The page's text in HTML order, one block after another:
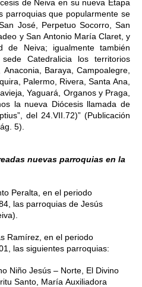
de Neiva en su nueva Etapa
parroquias que popularmente se
José, Perpetuo Socorro, San
y San Antonio María Claret, y
de Neiva; igualmente también
Catedralicia los territorios
Baraya, Campoalegre,
Palermo, Rivera, Santa Ana,
Yaguará, Organos y Praga,
la nueva Diócesis llamada de
del 24.VII.72)” (Publicación
5).
nuevas parroquias en la
Peralta, en el periodo
las parroquias de Jesús
Ramírez, en el periodo
Niño Jesús – Norte, El Divino
Santo, María Auxiliadora